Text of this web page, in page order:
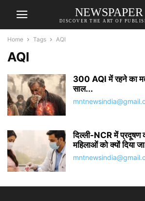
NEWSPAPER
DISCOVER THE ART OF
Home Tags AQI
AQI
300 AQI में रहने का
साल...
दिल्ली-NCR में प्रदूषण
महिलाओं को क्यों दिया